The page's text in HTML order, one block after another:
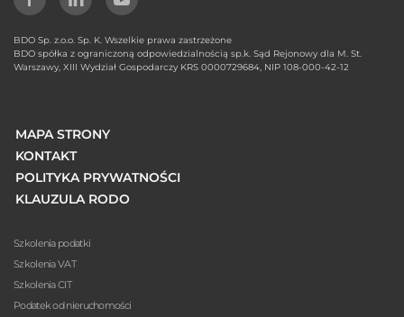
BDO Sp. z.o.o. Sp. K. Wszelkie prawa zastrzeżone
BDO spółka z ograniczoną odpowiedzialnością sp.k. Sąd Rejonowy dla M. St.
Warszawy, XIII Wydział Gospodarczy KRS 0000729684, NIP 108-000-42-12
MAPA STRONY
KONTAKT
POLITYKA PRYWATNOŚCI
KLAUZULA RODO
Szkolenia podatki
Szkolenia VAT
Szkolenia CIT
Podatek od nieruchomości